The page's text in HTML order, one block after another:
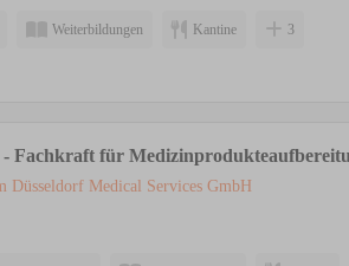
Weiterbildungen Kantine 3
Fachkraft für
Medical Services GmbH